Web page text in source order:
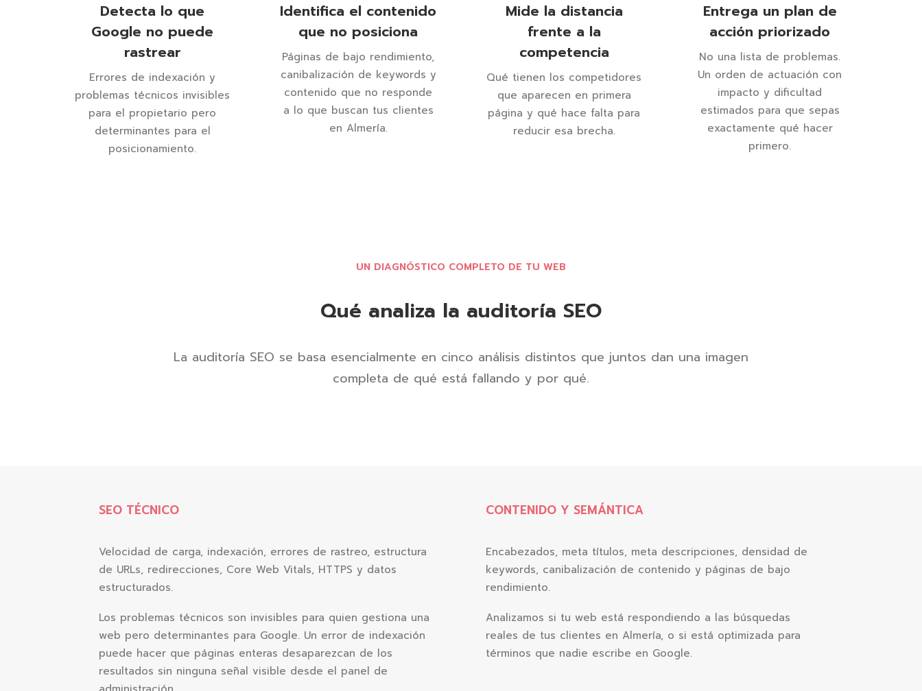
Detecta lo que
Google no puede
rastrear
Errores de indexación y
problemas técnicos invisibles
para el propietario pero
determinantes para el
posicionamiento.
Identifica el contenido
que no posiciona
Páginas de bajo rendimiento,
canibalización de keywords y
contenido que no responde
a lo que buscan tus clientes
en Almería.
Mide la distancia
frente a la
competencia
Qué tienen los competidores
que aparecen en primera
página y qué hace falta para
reducir esa brecha.
Entrega un plan de
acción priorizado
No una lista de problemas.
Un orden de actuación con
impacto y dificultad
estimados para que sepas
exactamente qué hacer
primero.
UN DIAGNÓSTICO COMPLETO DE TU WEB
Qué analiza la auditoría SEO
La auditoría SEO se basa esencialmente en cinco análisis distintos que juntos dan una imagen
completa de qué está fallando y por qué.
SEO TÉCNICO
Velocidad de carga, indexación, errores de rastreo, estructura
de URLs, redirecciones, Core Web Vitals, HTTPS y datos
estructurados.
Los problemas técnicos son invisibles para quien gestiona una
web pero determinantes para Google. Un error de indexación
puede hacer que páginas enteras desaparezcan de los
resultados sin ninguna señal visible desde el panel de
CONTENIDO Y SEMÁNTICA
Encabezados, meta títulos, meta descripciones, densidad de
keywords, canibalización de contenido y páginas de bajo
rendimiento.
Analizamos si tu web está respondiendo a las búsquedas
reales de tus clientes en Almería, o si está optimizada para
términos que nadie escribe en Google.